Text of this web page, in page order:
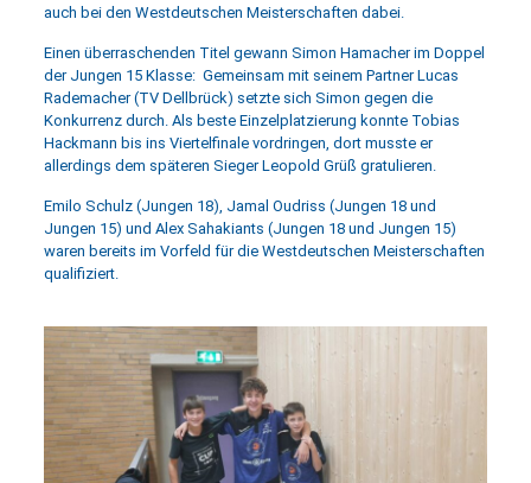
auch bei den Westdeutschen Meisterschaften dabei.
Einen überraschenden Titel gewann Simon Hamacher im Doppel
der Jungen 15 Klasse: Gemeinsam mit seinem Partner Lucas
Rademacher (TV Dellbrück) setzte sich Simon gegen die
Konkurrenz durch. Als beste Einzelplatzierung konnte Tobias
Hackmann bis ins Viertelfinale vordringen, dort musste er
allerdings dem späteren Sieger Leopold Grüß gratulieren.
Emilo Schulz (Jungen 18), Jamal Oudriss (Jungen 18 und
Jungen 15) und Alex Sahakiants (Jungen 18 und Jungen 15)
waren bereits im Vorfeld für die Westdeutschen Meisterschaften
qualifiziert.